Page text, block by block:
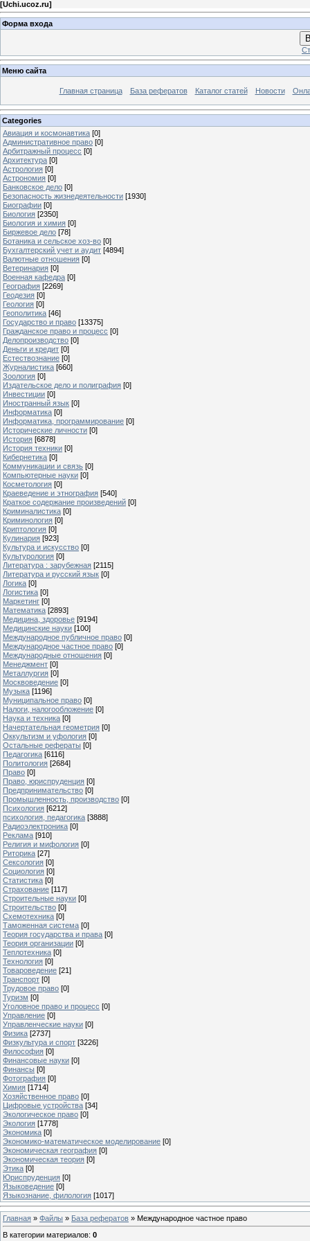
[Uchi.ucoz.ru]
Форма входа
Меню сайта
Главная страница База рефератов Каталог статей Новости
Categories
Авиация и космонавтика [0]
Административное право [0]
Арбитражный процесс [0]
Архитектура [0]
Астрология [0]
Астрономия [0]
Банковское дело [0]
Безопасность жизнедеятельности [1930]
Биографии [0]
Биология [2350]
Биология и химия [0]
Биржевое дело [78]
Ботаника и сельское хоз-во [0]
Бухгалтерский учет и аудит [4894]
Валютные отношения [0]
Ветеринария [0]
Военная кафедра [0]
География [2269]
Геодезия [0]
Геология [0]
Геополитика [46]
Государство и право [13375]
Гражданское право и процесс [0]
Делопроизводство [0]
Деньги и кредит [0]
Естествознание [0]
Журналистика [660]
Зоология [0]
Издательское дело и полиграфия [0]
Инвестиции [0]
Иностранный язык [0]
Информатика [0]
Информатика, программирование [0]
Исторические личности [0]
История [6878]
История техники [0]
Кибернетика [0]
Коммуникации и связь [0]
Компьютерные науки [0]
Косметология [0]
Краеведение и этнография [540]
Краткое содержание произведений [0]
Криминалистика [0]
Криминология [0]
Криптология [0]
Кулинария [923]
Культура и искусство [0]
Культурология [0]
Литература : зарубежная [2115]
Литература и русский язык [0]
Логика [0]
Логистика [0]
Маркетинг [0]
Математика [2893]
Медицина, здоровье [9194]
Медицинские науки [100]
Международное публичное право [0]
Международное частное право [0]
Международные отношения [0]
Менеджмент [0]
Металлургия [0]
Москвоведение [0]
Музыка [1196]
Муниципальное право [0]
Налоги, налогообложение [0]
Наука и техника [0]
Начертательная геометрия [0]
Оккультизм и уфология [0]
Остальные рефераты [0]
Педагогика [6116]
Политология [2684]
Право [0]
Право, юриспруденция [0]
Предпринимательство [0]
Промышленность, производство [0]
Психология [6212]
психология, педагогика [3888]
Радиоэлектроника [0]
Реклама [910]
Религия и мифология [0]
Риторика [27]
Сексология [0]
Социология [0]
Статистика [0]
Страхование [117]
Строительные науки [0]
Строительство [0]
Схемотехника [0]
Таможенная система [0]
Теория государства и права [0]
Теория организации [0]
Теплотехника [0]
Технология [0]
Товароведение [21]
Транспорт [0]
Трудовое право [0]
Туризм [0]
Уголовное право и процесс [0]
Управление [0]
Управленческие науки [0]
Физика [2737]
Физкультура и спорт [3226]
Философия [0]
Финансовые науки [0]
Финансы [0]
Фотография [0]
Химия [1714]
Хозяйственное право [0]
Цифровые устройства [34]
Экологическое право [0]
Экология [1778]
Экономика [0]
Экономико-математическое моделирование [0]
Экономическая география [0]
Экономическая теория [0]
Этика [0]
Юриспруденция [0]
Языковедение [0]
Языкознание, филология [1017]
Главная » Файлы » База рефератов » Международное частное право
В категории материалов: 0